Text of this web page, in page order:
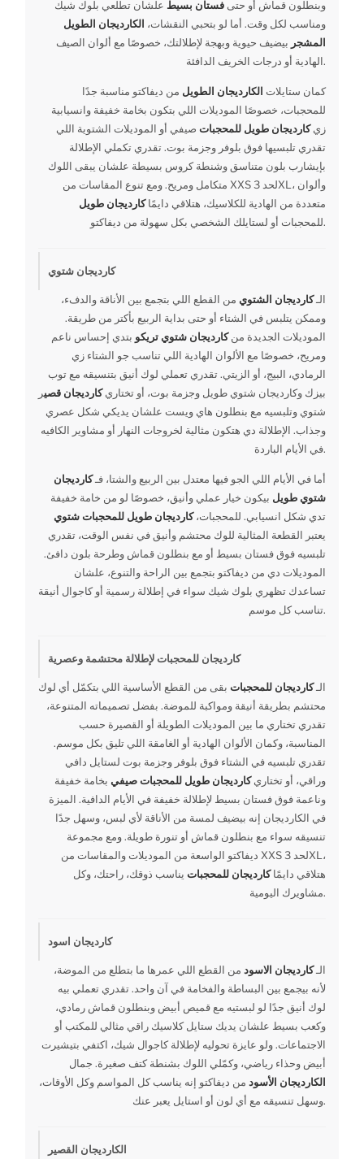
وبنطلون قماش أو حتى فستان بسيط علشان تطلعي بلوك شيك
ومناسب لكل وقت. أما لو بتحبي النقشات، الكارديجان الطويل
المشجر بيضيف حيوية وبهجة لإطلالتك، خصوصًا مع ألوان الصيف
الهادية أو درجات الخريف الدافئة.
كمان ستايلات الكارديجان الطويل من ديفاكتو مناسبة جدًا
للمحجبات، خصوصًا الموديلات اللي بتكون بخامة خفيفة وانسيابية
زيكارديجان طويل للمحجبات صيفي أو الموديلات الشتوية اللي
تقدري تلبسيها فوق بلوفر وجزمة بوت. تقدري تكملي الإطلالة
بإيشارب بلون متناسق وشنطة كروس بسيطة علشان يبقى اللوك
متكامل ومريح. ومع تنوع المقاسات من XXS لحد 3XL، وألوان
متعددة من الهادية للكلاسيك، هتلاقي دايمًاكارديجان طويل
للمحجبات أو لستايلك الشخصي بكل سهولة من ديفاكتو.
كارديجان شتوي
الـكارديجان الشتوي من القطع اللي بتجمع بين الأناقة والدفء،
وممكن يتلبس في الشتاء أو حتى بداية الربيع بأكتر من طريقة.
الموديلات الجديدة منكارديجان شتوي تريكو بتدي إحساس ناعم
ومريح، خصوصًا مع الألوان الهادية اللي تناسب جو الشتاء زي
الرمادي، البيج، أو الزيتي. تقدري تعملي لوك أنيق بتنسيقه مع توب
بيزك وكارديجان شتوي طويل وجزمة بوت، أو تختاريكارديجان قصير
شتوي وتلبسيه مع بنطلون هاي ويست علشان يديكي شكل عصري
وجذاب. الإطلالة دي هتكون مثالية لخروجات النهار أو مشاوير الكافيه
في الأيام الباردة.
أما في الأيام اللي الجو فيها معتدل بين الربيع والشتا، فـكارديجان
شتوي طويل بيكون خيار عملي وأنيق، خصوصًا لو من خامة خفيفة
تدي شكل انسيابي. للمحجبات،كارديجان طويل للمحجبات شتوي
يعتبر القطعة المثالية للوك محتشم وأنيق في نفس الوقت، تقدري
تلبسيه فوق فستان بسيط أو مع بنطلون قماش وطرحة بلون دافئ.
الموديلات دي من ديفاكتو بتجمع بين الراحة والتنوع، علشان
تساعدك تظهري بلوك شيك سواء في إطلالة رسمية أو كاجوال أنيقة
تناسب كل موسم.
كارديجان للمحجبات لإطلالة محتشمة وعصرية
الـكارديجان للمحجبات بقى من القطع الأساسية اللي بتكمّل أي لوك
محتشم بطريقة أنيقة ومواكبة للموضة. بفضل تصميماته المتنوعة،
تقدري تختاري ما بين الموديلات الطويلة أو القصيرة حسب
المناسبة، وكمان الألوان الهادية أو الغامقة اللي تليق بكل موسم.
تقدري تلبسيه في الشتاء فوق بلوفر وجزمة بوت لستايل دافي
وراقي، أو تختاريكارديجان طويل للمحجبات صيفي بخامة خفيفة
وناعمة فوق فستان بسيط لإطلالة خفيفة في الأيام الدافية. الميزة
في الكارديجان إنه بيضيف لمسة من الأناقة لأي لبس، وسهل جدًا
تنسيقه سواء مع بنطلون قماش أو تنورة طويلة. ومع مجموعة
ديفاكتو الواسعة من الموديلات والمقاسات من XXS لحد 3XL،
هتلاقي دايمًاكارديجان للمحجبات يناسب ذوقك، راحتك، وكل
مشاويرك اليومية.
كارديجان اسود
الـكارديجان الاسود من القطع اللي عمرها ما بتطلع من الموضة،
لأنه بيجمع بين البساطة والفخامة في آن واحد. تقدري تعملي بيه
لوك أنيق جدًا لو لبستيه مع قميص أبيض وبنطلون قماش رمادي،
وكعب بسيط علشان يديك ستايل كلاسيك راقي مثالي للمكتب أو
الاجتماعات. ولو عايزة تحوليه لإطلالة كاجوال شيك، اكتفي بتيشيرت
أبيض وحذاء رياضي، وكمّلي اللوك بشنطة كتف صغيرة. جمال
الكارديجان الأسود من ديفاكتو إنه يناسب كل المواسم وكل الأوقات،
وسهل تنسيقه مع أي لون أو استايل يعبر عنك.
الكارديجان القصير